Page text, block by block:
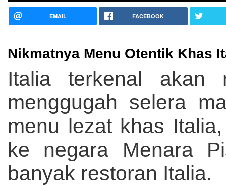
EMAIL FACEBOOK
Nikmatnya Menu Otentik Khas
Italia terkenal akan
menggugah selera
menu lezat khas
ke negara Menara
banyak restoran Italia.